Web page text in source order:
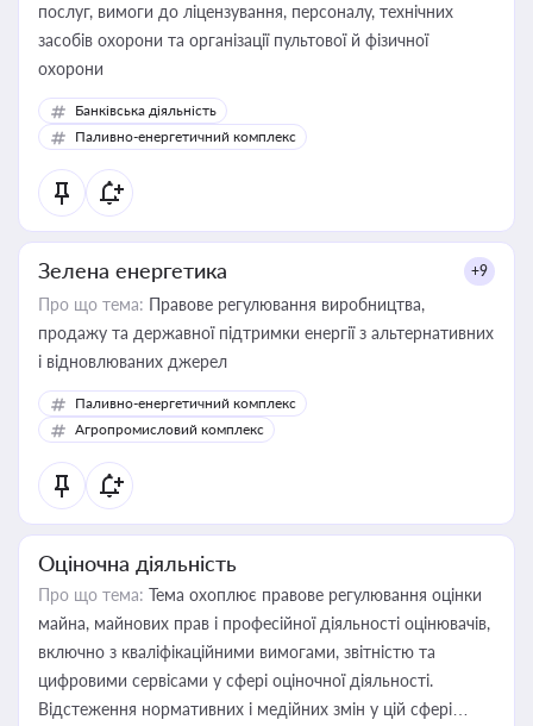
послуг, вимоги до ліцензування, персоналу, технічних
засобів охорони та організації пультової й фізичної
охорони
Банківська діяльність
Паливно-енергетичний комплекс
Зелена енергетика +9
Про що тема: Правове регулювання виробництва,
продажу та державної підтримки енергії з альтернативних
і відновлюваних джерел
Паливно-енергетичний комплекс
Агропромисловий комплекс
Оціночна діяльність
Про що тема: Тема охоплює правове регулювання оцінки
майна, майнових прав і професійної діяльності оцінювачів,
включно з кваліфікаційними вимогами, звітністю та
цифровими сервісами у сфері оціночної діяльності.
Відстеження нормативних і медійних змін у цій сфері